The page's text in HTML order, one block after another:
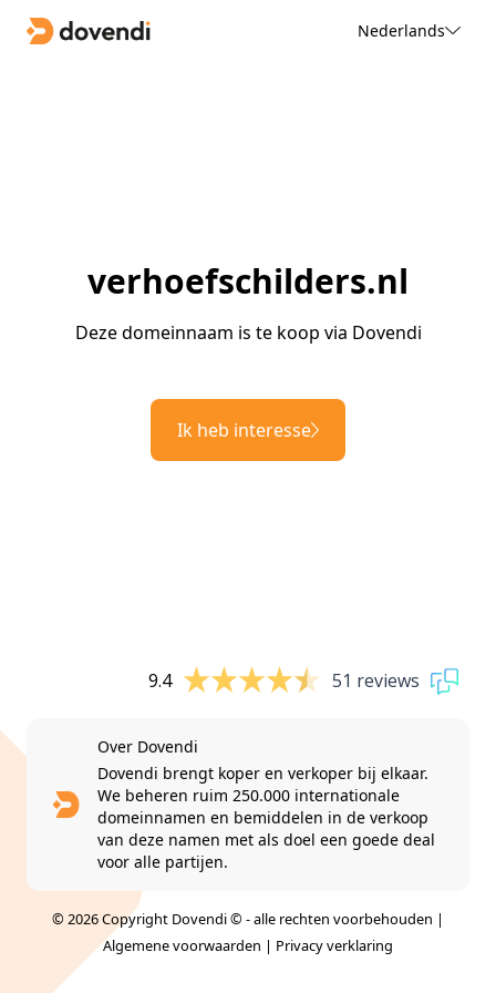
Nederlands
verhoefschilders.nl
Deze domeinnaam is te koop via Dovendi
Ik heb interesse
9.4 51 reviews
Over Dovendi
Dovendi brengt koper en verkoper bij elkaar.
We beheren ruim 250.000 internationale
domeinnamen en bemiddelen in de verkoop
van deze namen met als doel een goede deal
voor alle partijen.
© 2026 Copyright Dovendi © - alle rechten voorbehouden |
Algemene voorwaarden | Privacy verklaring